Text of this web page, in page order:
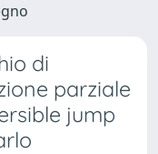
di
parziale
jump